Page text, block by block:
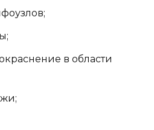
в области